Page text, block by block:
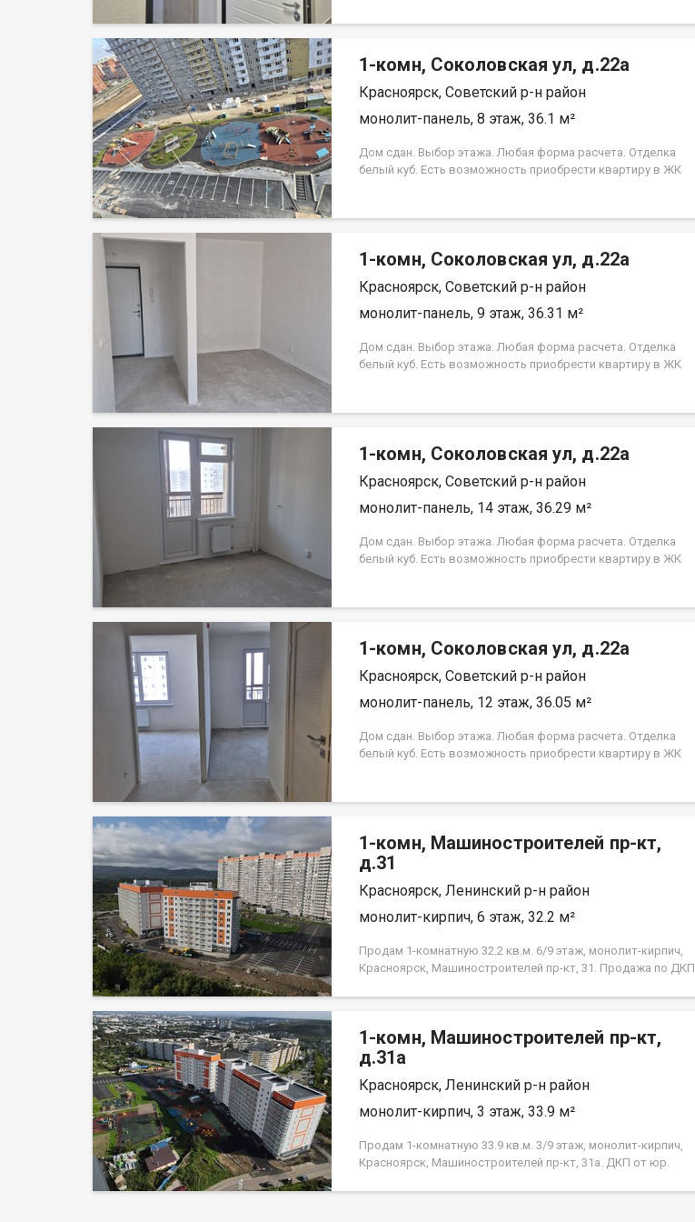
кредита. Под базовую ипотеку сбербанк со ставкой 13.9 %
1-комн, Соколовская ул, д.22а
Красноярск, Советский р-н район
монолит-панель, 8 этаж, 36.1 м²
Дом сдан. Выбор этажа. Любая форма расчета. Отделка
белый куб. Есть возможность приобрести квартиру в ЖК
кредита. Под базовую ипотеку сбербанк со ставкой 13.9 %
1-комн, Соколовская ул, д.22а
Красноярск, Советский р-н район
монолит-панель, 9 этаж, 36.31 м²
Дом сдан. Выбор этажа. Любая форма расчета. Отделка
белый куб. Есть возможность приобрести квартиру в ЖК
кредита. Под базовую ипотеку сбербанк со ставкой 13.9 %
1-комн, Соколовская ул, д.22а
Красноярск, Советский р-н район
монолит-панель, 14 этаж, 36.29 м²
Дом сдан. Выбор этажа. Любая форма расчета. Отделка
белый куб. Есть возможность приобрести квартиру в ЖК
кредита. Под базовую ипотеку сбербанк со ставкой 13.9 %
1-комн, Соколовская ул, д.22а
Красноярск, Советский р-н район
монолит-панель, 12 этаж, 36.05 м²
Дом сдан. Выбор этажа. Любая форма расчета. Отделка
белый куб. Есть возможность приобрести квартиру в ЖК
кредита. Под базовую ипотеку сбербанк со ставкой 13.9 %
1-комн, Машиностроителей пр-кт,
д.31
Красноярск, Ленинский р-н район
монолит-кирпич, 6 этаж, 32.2 м²
Продам 1-комнатную 32.2 кв.м. 6/9 этаж, монолит-кирпич,
Красноярск, Машиностроителей пр-кт, 31. Продажа по ДКП
1-комн, Машиностроителей пр-кт,
д.31а
Красноярск, Ленинский р-н район
монолит-кирпич, 3 этаж, 33.9 м²
Продам 1-комнатную 33.9 кв.м. 3/9 этаж, монолит-кирпич,
Красноярск, Машиностроителей пр-кт, 31а. ДКП от юр.